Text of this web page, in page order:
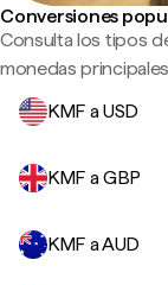
Conversiones
Consulta los tipos
monedas
KMF a USD
KMF a GBP
KMF a AUD